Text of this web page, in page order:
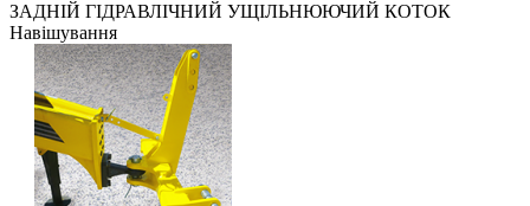
ЗАДНІЙ ГІДРАВЛІЧНИЙ УЩІЛЬНЮЮЧИЙ КОТОК
Навішування